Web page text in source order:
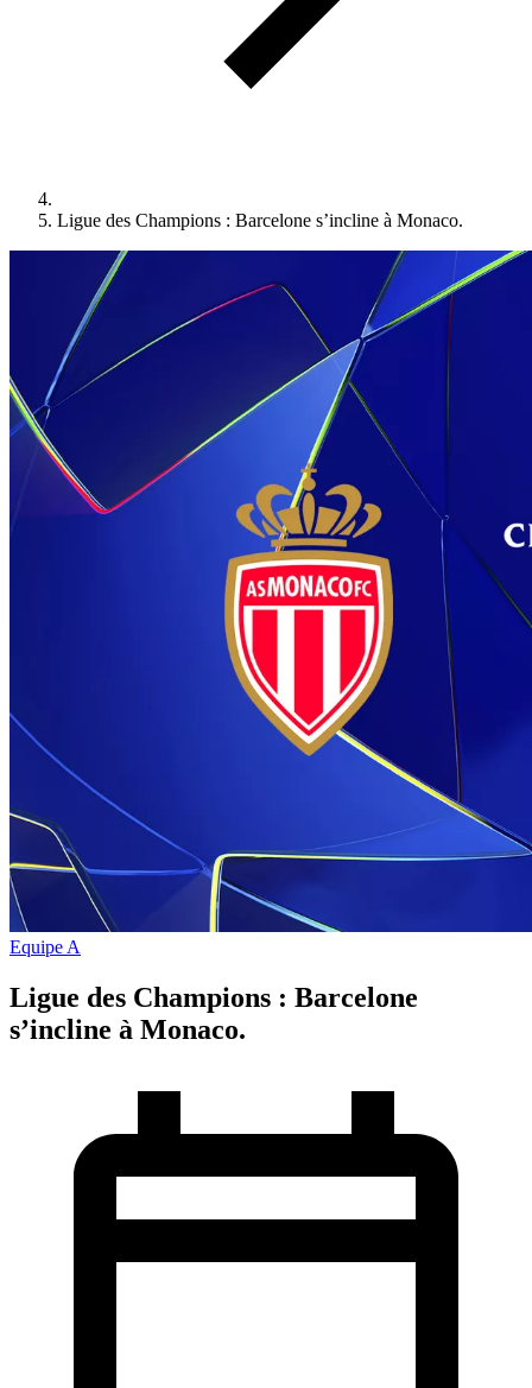
Ligue des Champions : Barcelone s’incline à Monaco.
Equipe A
Ligue des Champions : Barcelone
s’incline à Monaco.